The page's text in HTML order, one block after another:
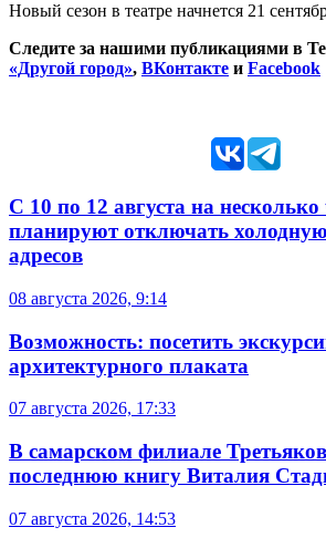
Новый сезон в театре начнется 21
Следите за нашими публикациями в
«Другой город», ВКонтакте и Facebook
С 10 по 12 августа на несколько
планируют отключать
адресов
08 августа 2026, 9:14
Возможность: посетить
архитектурного плаката
07 августа 2026, 17:33
В самарском филиале
последнюю книгу Виталия
07 августа 2026, 14:53